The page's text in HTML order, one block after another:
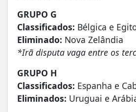
GRUPO G
Classificados: Bélgica e
Eliminado: Nova Zelândia
*Irã disputa vaga entre os
GRUPO H
Classificados: Espanha e
Eliminados: Uruguai e